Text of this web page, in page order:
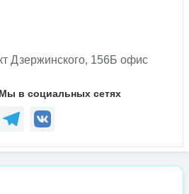
Дзержинского, 156Б офис
Мы в социальных сетях